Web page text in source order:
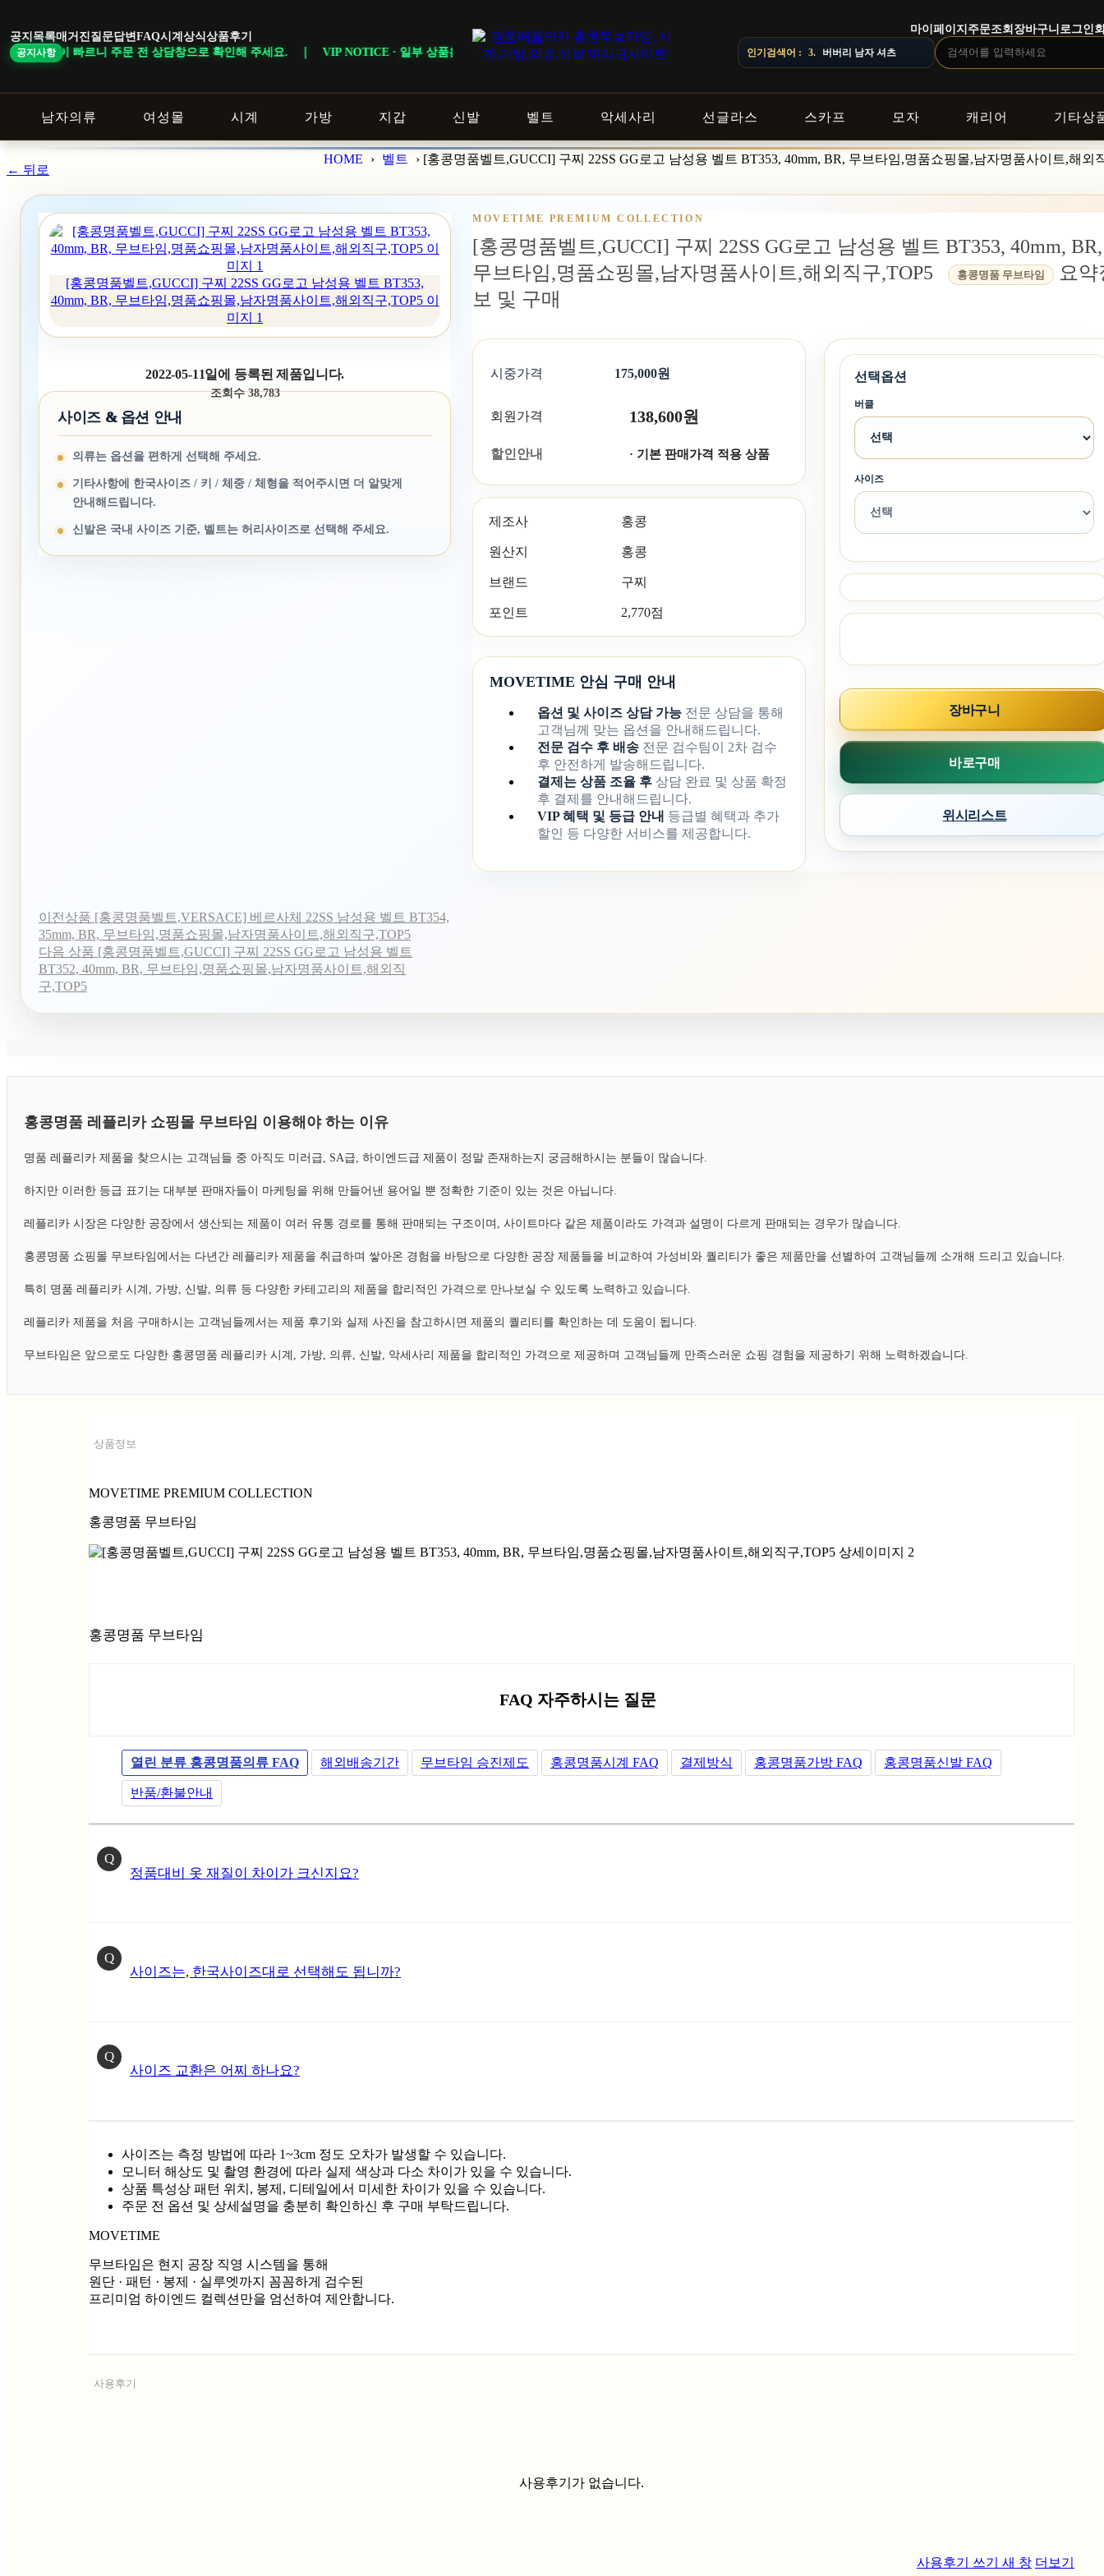
공지목록매거진 질문답변 FAQ시계상식상품후기
공지사항
르니 주문 전 상담창으로 확인해 주세요. ｜ VIP NOTICE · 일부 상품은 회원 등급 및 이벤트 조건에 따라 혜택이 다르게 적용됩니다. ｜ DELIVERY NOTICE · 지역에 따라 배송 일정이 달라질 수 있으니 주문 전
마이페이지 주문조회 장바구니 로그인
인기검색어 : 3. 버버리 남자 셔츠
남자의류 여성몰 시계 가방 지갑 신발 벨트 악세사리 선글라스 스카프 모자 캐리어 기타상
바
로
기
← 뒤로
HOME › 벨트 › [홍콩명품벨트,GUCCI] 구찌 22SS GG로고 남성용 벨트 BT353, 40mm, BR, 무브타임,명품쇼핑몰,남자명품사이트,해외
[홍콩명품벨트,GUCCI] 구찌 22SS GG로고 남성용 벨트 BT353,
40mm, BR, 무브타임,명품쇼핑몰,남자명품사이트,해외직구,TOP5 이
미지 1
2022-05-11일에 등록된 제품입니다.
조회수 38,783
사이즈 & 옵션 안내
의류는 옵션을 편하게 선택해 주세요.
기타사항에 한국사이즈 / 키 / 체중 / 체형을 적어주시면 더 알맞게
안내해드립니다.
신발은 국내 사이즈 기준, 벨트는 허리사이즈로 선택해 주세요.
MOVETIME PREMIUM COLLECTION
[홍콩명품벨트,GUCCI] 구찌 22SS GG로고 남성용 벨트 BT353, 40mm, BR,
무브타임,명품쇼핑몰,남자명품사이트,해외직구,TOP5
홍콩명품 무브타임
요약
보 및 구매
시중가격 175,000원
회원가격 138,600원
할인안내 · 기본 판매가격 적용 상품
제조사 홍콩
원산지 홍콩
브랜드 구찌
포인트 2,770점
MOVETIME 안심 구매 안내
옵션 및 사이즈 상담 가능 전문 상담을 통해
고객님께 맞는 옵션을 안내해드립니다.
전문 검수 후 배송 전문 검수팀이 2차 검수
후 안전하게 발송해드립니다.
결제는 상품 조율 후 상담 완료 및 상품 확정
후 결제를 안내해드립니다.
VIP 혜택 및 등급 안내 등급별 혜택과 추가
할인 등 다양한 서비스를 제공합니다.
선택옵션
버클
사이즈
바로구매
장바구니
위시리스트
이전상품 [홍콩명품벨트,VERSACE] 베르사체 22SS 남성용 벨트 BT354,
35mm, BR, 무브타임,명품쇼핑몰,남자명품사이트,해외직구,TOP5
다음 상품 [홍콩명품벨트,GUCCI] 구찌 22SS GG로고 남성용 벨트
BT352, 40mm, BR, 무브타임,명품쇼핑몰,남자명품사이트,해외직
구,TOP5
홍콩명품 레플리카 쇼핑몰 무브타임 이용해야 하는 이유
명품 레플리카 제품을 찾으시는 고객님들 중 아직도 미러급, SA급, 하이엔드급 제품이 정말 존재하는지 궁금해하시는 분들이 많습니다.
하지만 이러한 등급 표기는 대부분 판매자들이 마케팅을 위해 만들어낸 용어일 뿐 정확한 기준이 있는 것은 아닙니다.
레플리카 시장은 다양한 공장에서 생산되는 제품이 여러 유통 경로를 통해 판매되는 구조이며, 사이트마다 같은 제품이라도 가격과 설명이 다르게 판매되는 경우가 많습니다.
홍콩명품 쇼핑몰 무브타임에서는 다년간 레플리카 제품을 취급하며 쌓아온 경험을 바탕으로 다양한 공장 제품들을 비교하여 가성비와 퀄리티가 좋은 제품만을 선별하여 고객님들께 소개해 드리고 있습니다.
특히 명품 레플리카 시계, 가방, 신발, 의류 등 다양한 카테고리의 제품을 합리적인 가격으로 만나보실 수 있도록 노력하고 있습니다.
레플리카 제품을 처음 구매하시는 고객님들께서는 제품 후기와 실제 사진을 참고하시면 제품의 퀄리티를 확인하는 데 도움이 됩니다.
무브타임은 앞으로도 다양한 홍콩명품 레플리카 시계, 가방, 의류, 신발, 악세사리 제품을 합리적인 가격으로 제공하며 고객님들께 만족스러운 쇼핑 경험을 제공하기 위해 노력하겠습니다.
상품정보
MOVETIME PREMIUM COLLECTION
홍콩명품 무브타임
홍콩명품 무브타임
FAQ 자주하시는 질문
열린 분류 홍콩명품의류 FAQ 해외배송기간 무브타임 승진제도 홍콩명품시계 FAQ 결제방식 홍콩명품가방 FAQ 홍콩명품신발 FAQ
반품/환불안내
Q
정품대비 옷 재질이 차이가 크신지요?
Q
사이즈는, 한국사이즈대로 선택해도 됩니까?
Q
사이즈 교환은 어찌 하나요?
사이즈는 측정 방법에 따라 1~3cm 정도 오차가 발생할 수 있습니다.
모니터 해상도 및 촬영 환경에 따라 실제 색상과 다소 차이가 있을 수 있습니다.
상품 특성상 패턴 위치, 봉제, 디테일에서 미세한 차이가 있을 수 있습니다.
주문 전 옵션 및 상세설명을 충분히 확인하신 후 구매 부탁드립니다.
MOVETIME
무브타임은 현지 공장 직영 시스템을 통해
원단 · 패턴 · 봉제 · 실루엣까지 꼼꼼하게 검수된
프리미엄 하이엔드 컬렉션만을 엄선하여 제안합니다.
사용후기
사용후기가 없습니다.
사용후기 쓰기 새 창 더보기